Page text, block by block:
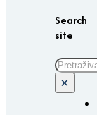
Search
site
Traži
×